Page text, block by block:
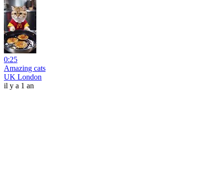
0:25
Amazing cats
UK London
il y a 1 an